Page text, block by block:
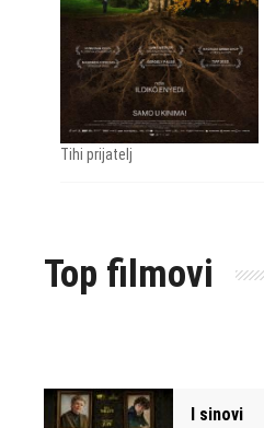
Tihi prijatelj
Top filmovi
I sinovi